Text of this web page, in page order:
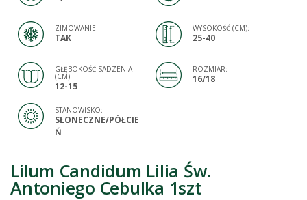
ZIMOWANIE:
TAK
WYSOKOŚĆ (CM):
25-40
GŁĘBOKOŚĆ SADZENIA
(CM):
12-15
ROZMIAR:
16/18
STANOWISKO:
SŁONECZNE/PÓŁCIE
Ń
Lilum Candidum Lilia Św.
Antoniego Cebulka 1szt